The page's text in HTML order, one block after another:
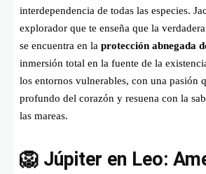
interdependencia de todas las especies.
explorador que te enseña que la
se encuentra en la protección abnegada
inmersión total en la fuente de la
los entornos vulnerables, con una pasión
profundo del corazón y resuena con la
las mareas.
🦁 Júpiter en Leo: